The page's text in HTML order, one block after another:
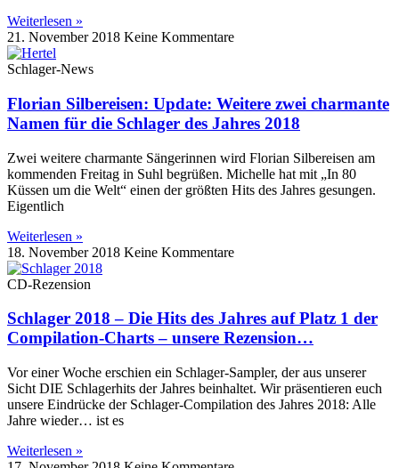
Weiterlesen »
21. November 2018 Keine Kommentare
Schlager-News
Florian Silbereisen: Update: Weitere zwei charmante
Namen für die Schlager des Jahres 2018
Zwei weitere charmante Sängerinnen wird Florian Silbereisen am
kommenden Freitag in Suhl begrüßen. Michelle hat mit „In 80
Küssen um die Welt“ einen der größten Hits des Jahres gesungen.
Eigentlich
Weiterlesen »
18. November 2018 Keine Kommentare
CD-Rezension
Schlager 2018 – Die Hits des Jahres auf Platz 1 der
Compilation-Charts – unsere Rezension…
Vor einer Woche erschien ein Schlager-Sampler, der aus unserer
Sicht DIE Schlagerhits der Jahres beinhaltet. Wir präsentieren euch
unsere Eindrücke der Schlager-Compilation des Jahres 2018: Alle
Jahre wieder… ist es
Weiterlesen »